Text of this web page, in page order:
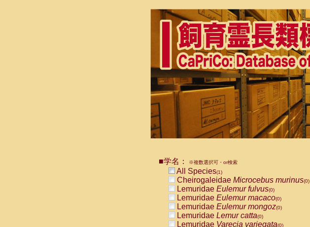
■学名： ※複数選択可・or検索
All Species(1)
Cheirogaleidae Microcebus murinus(0)
Lemuridae Eulemur fulvus(0)
Lemuridae Eulemur macaco(0)
Lemuridae Eulemur mongoz(0)
Lemuridae Lemur catta(0)
Lemuridae Varecia variegata(0)